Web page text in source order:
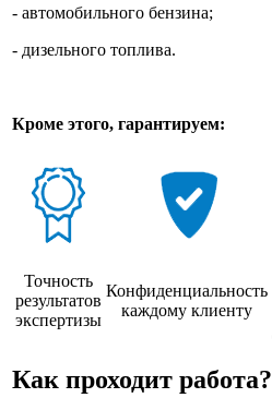
- автомобильного бензина;
- дизельного топлива.
Кроме этого, гарантируем:
Точность
результатов
экспертизы
Конфиденциальность
каждому клиенту
Как проходит работа?